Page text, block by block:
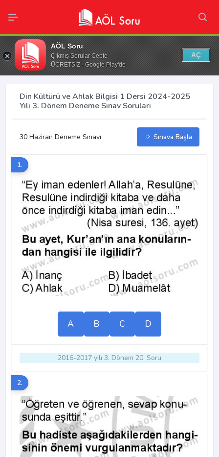
AÖL Soru
Çıkmış Sorular Cepte
ÜCRETSİZ - Google Play'de
AÇ
Din Kültürü ve Ahlak Bilgisi 1 Dersi 2024-2025
Yılı 3. Dönem Deneme Sınav Soruları
30 Haziran Deneme Sınavı Sınava Başla
1.
A B C D
2016-2017 yılı 3. Dönem 20. Soru
2.